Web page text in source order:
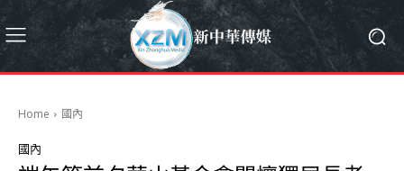
Home 國內
國內